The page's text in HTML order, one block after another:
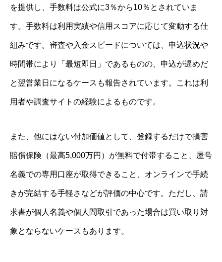
を提供し、手数料は公式に3％から10％とされていま
す。手数料は利用実績や信用スコアに応じて変動する仕
組みです。審査や入金スピードについては、申込状況や
時間帯により「最短即日」であるものの、申込が遅めだ
と翌営業日になるケースも報告されています。これは利
用者や調査サイトの経験によるものです。
また、他にはない付加価値として、登録するだけで損害
賠償保険（最高5,000万円）が無料で付帯すること、屋号
名義での専用口座が取得できること、オンラインで手続
きが完結する手軽さなどが評価の中心です。ただし、請
求書が個人名義や個人間取引であった場合は買い取り対
象とならないケースもあります。